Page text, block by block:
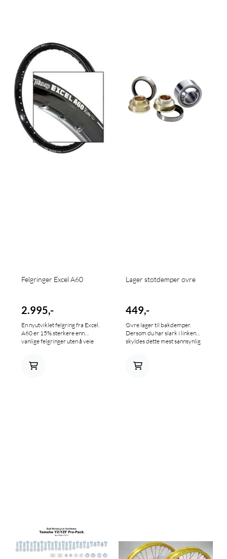
Felgringer Excel A60
2.995,-
En nyutviklet felgring fra Excel.
A60 er 15% sterkere enn
vanlige felgringer uten å veie
lett. Finnes kun i svart med hvit
Lager støtdemper øvre
449,-
Øvre lager til bakdemper.
Dersom du har slark i linken
skyldes dette mest sannsynlig
sykkel i oversikten, så send oss